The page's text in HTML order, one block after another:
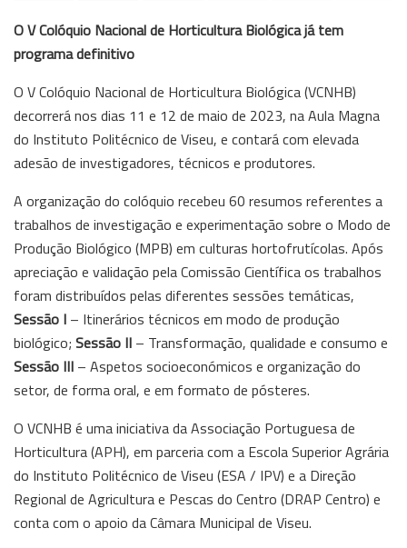
O V Colóquio Nacional de Horticultura Biológica já tem
programa definitivo
O V Colóquio Nacional de Horticultura Biológica (VCNHB)
decorrerá nos dias 11 e 12 de maio de 2023, na Aula Magna
do Instituto Politécnico de Viseu, e contará com elevada
adesão de investigadores, técnicos e produtores.
A organização do colóquio recebeu 60 resumos referentes a
trabalhos de investigação e experimentação sobre o Modo de
Produção Biológico (MPB) em culturas hortofrutícolas. Após
apreciação e validação pela Comissão Científica os trabalhos
foram distribuídos pelas diferentes sessões temáticas,
Sessão I – Itinerários técnicos em modo de produção
biológico; Sessão II – Transformação, qualidade e consumo e
Sessão III – Aspetos socioeconómicos e organização do
setor, de forma oral, e em formato de pósteres.
O VCNHB é uma iniciativa da Associação Portuguesa de
Horticultura (APH), em parceria com a Escola Superior Agrária
do Instituto Politécnico de Viseu (ESA / IPV) e a Direção
Regional de Agricultura e Pescas do Centro (DRAP Centro) e
conta com o apoio da Câmara Municipal de Viseu.